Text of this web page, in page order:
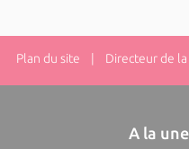
Plan du site | Directeur de la
A la